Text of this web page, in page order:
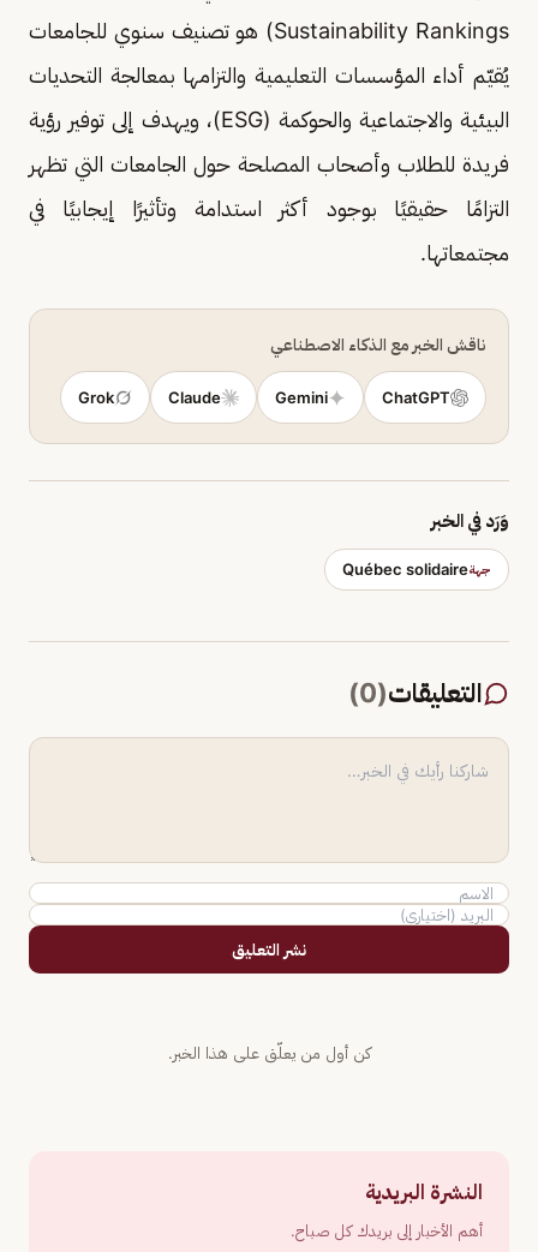
Sustainability Rankings) هو تصنيف سنوي للجامعات
يُقيّم أداء المؤسسات التعليمية والتزامها بمعالجة التحديات
البيئية والاجتماعية والحوكمة (ESG)، ويهدف إلى توفير رؤية
فريدة للطلاب وأصحاب المصلحة حول الجامعات التي تظهر
التزامًا حقيقيًا بوجود أكثر استدامة وتأثيرًا إيجابيًا في
مجتمعاتها.
ناقش الخبر مع الذكاء الاصطناعي
ChatGPT
Gemini
Claude
Grok
وَرَد في الخبر
جهةQuébec solidaire
التعليقات(
0
)
نشر التعليق
كن أول من يعلّق على هذا الخبر.
النشرة البريدية
أهم الأخبار إلى بريدك كل صباح.